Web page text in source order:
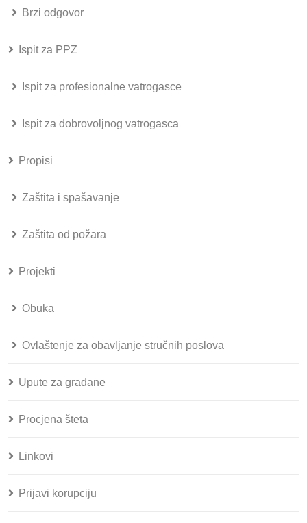
Brzi odgovor
Ispit za PPZ
Ispit za profesionalne vatrogasce
Ispit za dobrovoljnog vatrogasca
Propisi
Zaštita i spašavanje
Zaštita od požara
Projekti
Obuka
Ovlaštenje za obavljanje stručnih poslova
Upute za građane
Procjena šteta
Linkovi
Prijavi korupciju